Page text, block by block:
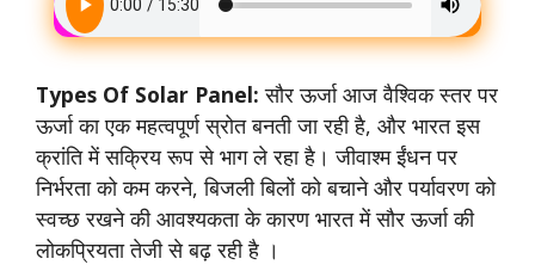
Types Of Solar Panel: सौर ऊर्जा आज वैश्विक स्तर पर
ऊर्जा का एक महत्वपूर्ण स्रोत बनती जा रही है, और भारत इस
क्रांति में सक्रिय रूप से भाग ले रहा है। जीवाश्म ईंधन पर
निर्भरता को कम करने, बिजली बिलों को बचाने और पर्यावरण को
स्वच्छ रखने की आवश्यकता के कारण भारत में सौर ऊर्जा की
लोकप्रियता तेजी से बढ़ रही है ।